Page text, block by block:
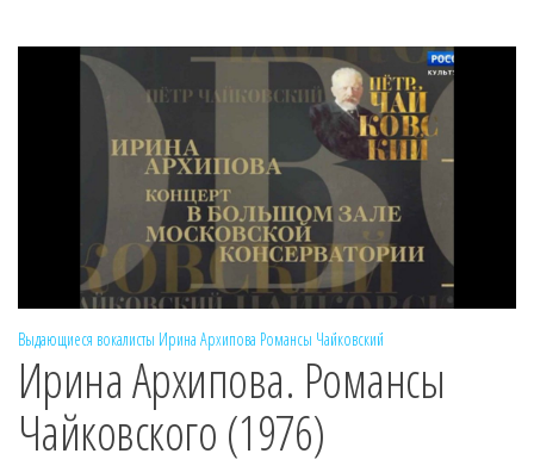
Выдающиеся вокалисты Ирина Архипова Романсы Чайковский
Ирина Архипова. Романсы
Чайковского (1976)